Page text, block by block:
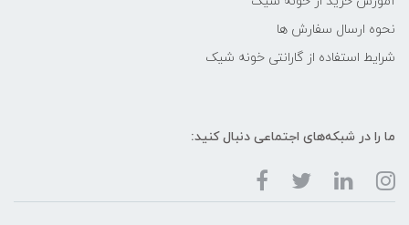
نحوه ارسال سفارش ها
شرایط استفاده از گارانتی خونه شیک
ما را در شبکه‌های اجتماعی دنبال کنید: